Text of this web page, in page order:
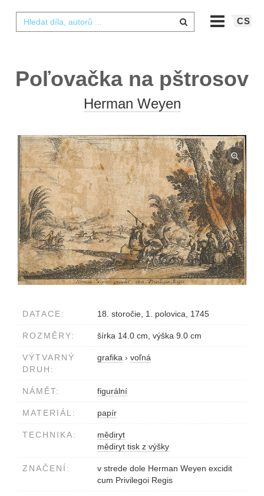
CS
Poľovačka na pštrosov
Herman Weyen
DATACE: 18. storočie, 1. polovica, 1745
ROZMĚRY: šírka 14.0 cm, výška 9.0 cm
VÝTVARNÝ
DRUH:
grafika › voľná
NÁMĚT: figurální
MATERIÁL: papír
TECHNIKA:
mědiryt
mědiryt tisk z výšky
ZNAČENÍ:
v strede dole Herman Weyen excidit
cum Privilegoi Regis